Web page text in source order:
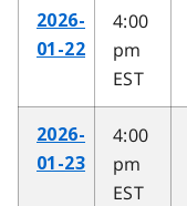
2026-
01-22
4:00
pm
EST
2026-
01-23
4:00
pm
EST